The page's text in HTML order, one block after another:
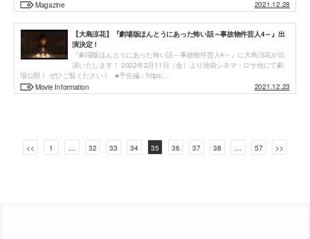
Magazine 2021.12.28
【大島涼花】『劇場版ほんとうにあった怖い話～事故物件芸人4～』出
演決定！
『劇場版ほんとうにあった怖い話～事故物件芸人4～』に大島涼花が出
演いたします！ 2022年2月11日（金）より池袋シネマ・ロサ他にて劇
場公開！ ぜひご覧ください！ ■予告編：https:...
Movie Information
2021.12.23
投
稿
ナ
ゲ
ー
<< 1 … 32 33 34 35 36 37 38 … 57 >>